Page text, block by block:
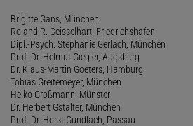
Brigitte Gans, München
Roland R. Geisselhart, Friedrichshafen
Dipl.-Psych. Stephanie Gerlach, München
Prof. Dr. Helmut Giegler, Augsburg
Dr. Klaus-Martin Goeters, Hamburg
Tobias Greitemeyer, München
Heiko Großmann, Münster
Dr. Herbert Gstalter, München
Prof. Dr. Horst Gundlach, Passau